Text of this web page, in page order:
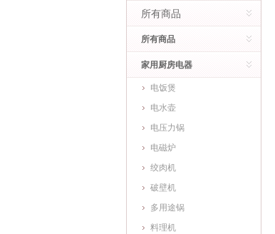
所有商品
所有商品
家用厨房电器
电饭煲
电水壶
电压力锅
电磁炉
绞肉机
破壁机
多用途锅
料理机